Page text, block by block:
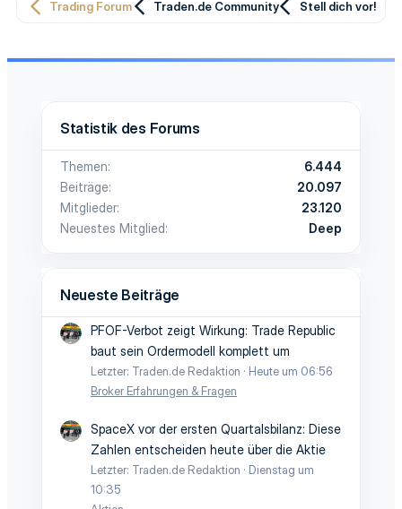
Trading Forum Traden.de Community Stell dich vor!
Statistik des Forums
Themen
6.444
Beiträge
20.097
Mitglieder
23.120
Neuestes Mitglied
Deep
Neueste Beiträge
PFOF-Verbot zeigt Wirkung: Trade Republic
baut sein Ordermodell komplett um
Letzter: Traden.de Redaktion
Heute um 06:56
Broker Erfahrungen & Fragen
SpaceX vor der ersten Quartalsbilanz: Diese
Zahlen entscheiden heute über die Aktie
Letzter: Traden.de Redaktion
Dienstag um
10:35